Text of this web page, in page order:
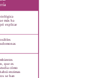
más ha
explicar
que es
cómo
enzimas
se han